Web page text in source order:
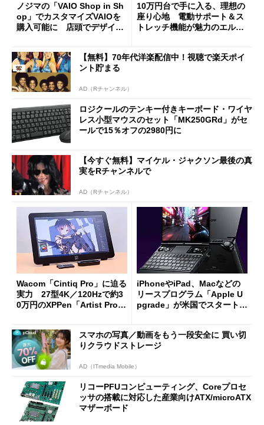
ノジマの「VAIO Shop in Sh
op」でカスタマイズVAIOを
購入可能に 店頭でデザイン
10万円台で手に入る、理想の
座り心地 電動サポート＆ス
トレッチ機能が魅力のエルゴ
【無料】70年代洋楽配信中！視聴で楽天ポイ
ント貯まる
AD（Rチャンネル）
ロジクールのテンキー付きキーボード・ワイヤ
レス小型マウスのセット「MK250GRd」がセ
ールで15％オフの2980円に
【今すぐ無料】マイケル・ジャクソン最後の真
実をRチャンネルで
AD（Rチャンネル）
Wacom「Cintiq Pro」に迫る
実力 27型4K／120Hzで約3
0万円のXPPen「Artist Pro 2
iPhoneやiPad、Macなどの
リースプログラム「Apple U
pgrade」が米国でスタート／
ut」が明...
スマホの写真／動画をもう一段安全に 買い切
りクラウドストレージ
AD（ITmedia Mobile）
リコーPFUコンピューティング、Coreプロセ
ッサの搭載に対応した産業向けATX/microATX
マザーボード